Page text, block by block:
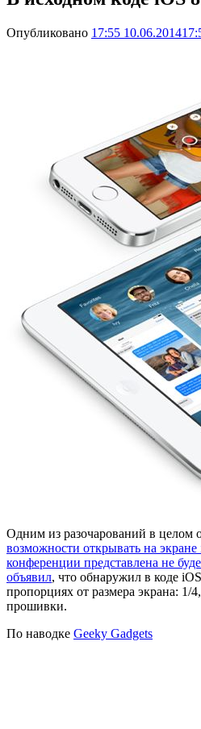
Опубликовано 17:55 10.06.2014
Одним из разочарований в целом
возможности открывать на
конференции представлена не
объявил, что обнаружил в коде
пропорциях от размера экрана: 1/
прошивки.
По наводке Geeky Gadgets